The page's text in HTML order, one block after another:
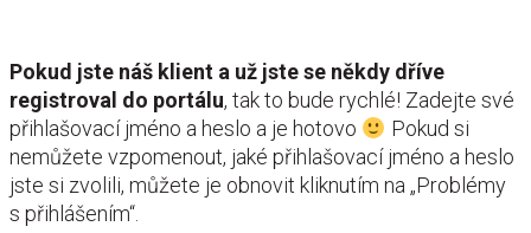
Pokud jste náš klient a už jste se někdy dříve
registroval do portálu, tak to bude rychlé! Zadejte své
přihlašovací jméno a heslo a je hotovo
Pokud si
nemůžete vzpomenout, jaké přihlašovací jméno a heslo
jste si zvolili, můžete je obnovit kliknutím na „Problémy
s přihlášením“.